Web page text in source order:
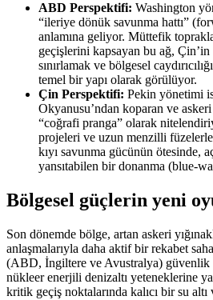
ABD Perspektifi: Washington
“ileriye dönük savunma hattı”
anlamına geliyor. Müttefik
geçişlerini kapsayan bu ağ,
sınırlamak ve bölgesel
temel bir yapı olarak görülüyor.
Çin Perspektifi: Pekin yönetimi
Okyanusu’ndan koparan ve
“coğrafi pranga” olarak
projeleri ve uzun menzilli
kıyı savunma gücünün ötesinde,
yansıtabilen bir donanma (blue-
Bölgesel güçlerin yeni
Son dönemde bölge, artan askeri
anlaşmalarıyla daha aktif bir rekabet
(ABD, İngiltere ve Avustralya) güvenlik
nükleer enerjili denizaltı yeteneklerine
kritik geçiş noktalarında kalıcı bir su altı